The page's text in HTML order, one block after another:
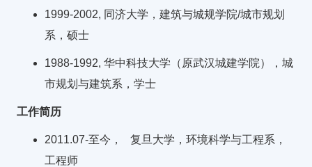
1999-2002, 同济大学，建筑与城规学院/城市规划
系，硕士
1988-1992, 华中科技大学（原武汉城建学院），城
市规划与建筑系，学士
工作简历
2011.07-至今， 复旦大学，环境科学与工程系，
工程师